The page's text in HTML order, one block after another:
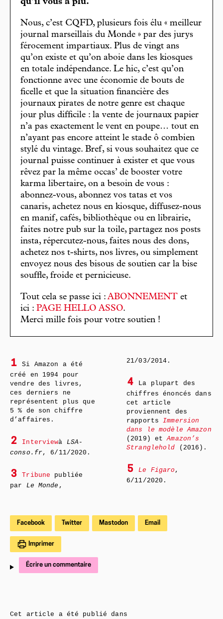
qu’il vous a plu.
Nous, c’est CQFD, plusieurs fois élu « meilleur
journal marseillais du Monde » par des jurys
férocement impartiaux. Plus de vingt ans
qu’on existe et qu’on aboie dans les kiosques
en totale indépendance. Le hic, c’est qu’on
fonctionne avec une économie de bouts de
ficelle et que la situation financière des
journaux pirates de notre genre est chaque
jour plus difficile : la vente de journaux papier
n’a pas exactement le vent en poupe… tout en
n’ayant pas encore atteint le stade ô combien
stylé du vintage. Bref, si vous souhaitez que ce
journal puisse continuer à exister et que vous
rêvez par la même occas’ de booster votre
karma libertaire, on a besoin de vous :
abonnez-vous, abonnez vos tatas et vos
canaris, achetez nous en kiosque, diffusez-nous
en manif, cafés, bibliothèque ou en librairie,
faites notre pub sur la toile, partagez nos posts
insta, répercutez-nous, faites nous des dons,
achetez nos t-shirts, nos livres, ou simplement
envoyez nous des bisous de soutien car la bise
souffle, froide et pernicieuse.
Tout cela se passe ici : ABONNEMENT et
ici : PAGE HELLO ASSO.
Merci mille fois pour votre soutien !
1
Si Amazon a été
créé en 1994 pour
vendre des livres,
ces derniers ne
représentent plus que
5 % de son chiffre
d’affaires.
2 Interviewà LSA-
conso.fr, 6/11/2020.
3 Tribune publiée
par Le Monde ,
21/03/2014.
4
La plupart des
chiffres énoncés dans
cet article
proviennent des
rapportsImmersion
dans le modèle Amazon
(2019) etAmazon’s
Stranglehold (2016).
5 Le Figaro ,
6/11/2020.
Facebook Twitter Mastodon Email
Imprimer
Écrire un commentaire
Cet article a été publié dans